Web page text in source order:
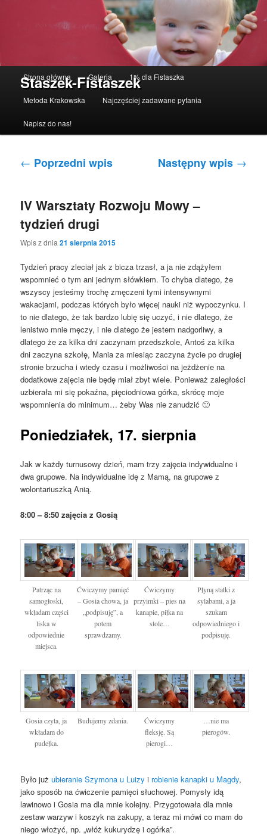
Staszek-Fistaszek
Przeskocz do tekstu
Przeskocz do widgetów
Strona główna Galeria 1% dla Fistaszka
Metoda Krakowska Najczęściej zadawane pytania
Napisz do nas!
Nawigacja po wpisach
← Poprzedni wpis Następny wpis →
IV Warsztaty Rozwoju Mowy –
tydzień drugi
Wpis z dnia21 sierpnia 2015
Tydzień pracy zleciał jak z bicza trzasł, a ja nie zdążyłem
wspomnieć o tym ani jednym słówkiem. To chyba dlatego, że
wszyscy jesteśmy trochę zmęczeni tymi intensywnymi
wakacjami, podczas których było więcej nauki niż wypoczynku. I
to nie dlatego, że tak bardzo lubię się uczyć, i nie dlatego, że
lenistwo mnie męczy, i nie dlatego że jestem nadgorliwy, a
dlatego że za kilka dni zaczynam przedszkole, Antoś za kilka
dni zaczyna szkołę, Mania za miesiąc zaczyna życie po drugiej
stronie brzucha i wtedy czasu i możliwości na jeżdżenie na
dodatkowe zajęcia nie będę miał zbyt wiele. Ponieważ zaległości
uzbierała mi się pokaźna, pięciodniowa górka, skrócę moje
wspomnienia do minimum… żeby Was nie zanudzić 🙂
Poniedziałek, 17. sierpnia
Jak w każdy turnusowy dzień, mam trzy zajęcia indywidualne i
dwa grupowe. Na indywidualne idę z Mamą, na grupowe z
wolontariuszką Anią.
8:00 – 8:50 zajęcia z Gosią
Patrząc na
samogłoski,
wkładam części
liska w
odpowiednie
miejsca.
Ćwiczymy pamięć
– Gosia chowa, ja
„podpisuję”, a
potem
sprawdzamy.
Ćwiczymy
przyimki – pies na
kanapie, piłka na
stole…
Płyną statki z
sylabami, a ja
szukam
odpowiedniego i
podpisuję.
Gosia czyta, ja
wkładam do
pudełka.
Budujemy zdania.
Ćwiczymy
fleksję. Są
pierogi…
…nie ma
pierogów.
Było jużubieranie Szymona u Luizy i robienie kanapki u Magdy,
jako sposób na ćwiczenie pamięci słuchowej. Pomysły idą
lawinowo i Gosia ma dla mnie kolejny. Przygotowała dla mnie
zestaw warzyw i koszyk na zakupy, a teraz mi mówi co mam do
niego włożyć, np. „włóż kukurydzę i ogórka”.